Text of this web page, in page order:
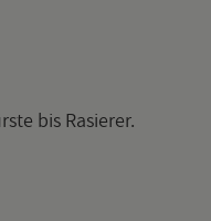
bis Ra­sie­rer.